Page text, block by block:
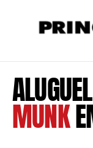
MUNK